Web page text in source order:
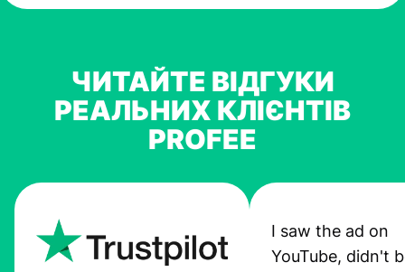
ЧИТАЙТЕ ВІДГУКИ
РЕАЛЬНИХ КЛІЄНТІВ
PROFEE
I saw the ad on
YouTube, didn't